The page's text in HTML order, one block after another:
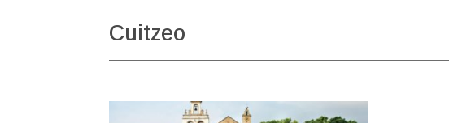
Cuitzeo